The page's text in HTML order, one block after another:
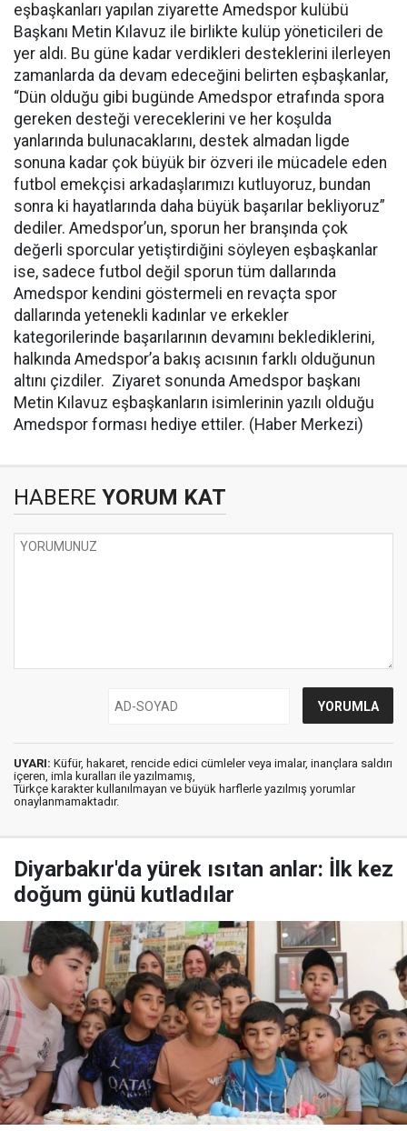
eşbaşkanları yapılan ziyarette Amedspor kulübü
Başkanı Metin Kılavuz ile birlikte kulüp yöneticileri de
yer aldı. Bu güne kadar verdikleri desteklerini ilerleyen
zamanlarda da devam edeceğini belirten eşbaşkanlar,
“Dün olduğu gibi bugünde Amedspor etrafında spora
gereken desteği vereceklerini ve her koşulda
yanlarında bulunacaklarını, destek almadan ligde
sonuna kadar çok büyük bir özveri ile mücadele eden
futbol emekçisi arkadaşlarımızı kutluyoruz, bundan
sonra ki hayatlarında daha büyük başarılar bekliyoruz”
dediler. Amedspor’un, sporun her branşında çok
değerli sporcular yetiştirdiğini söyleyen eşbaşkanlar
ise, sadece futbol değil sporun tüm dallarında
Amedspor kendini göstermeli en revaçta spor
dallarında yetenekli kadınlar ve erkekler
kategorilerinde başarılarının devamını beklediklerini,
halkında Amedspor’a bakış acısının farklı olduğunun
altını çizdiler. Ziyaret sonunda Amedspor başkanı
Metin Kılavuz eşbaşkanların isimlerinin yazılı olduğu
Amedspor forması hediye ettiler. (Haber Merkezi)
HABERE YORUM KAT
UYARI: Küfür, hakaret, rencide edici cümleler veya imalar, inançlara saldırı
içeren, imla kuralları ile yazılmamış,
Türkçe karakter kullanılmayan ve büyük harflerle yazılmış yorumlar
onaylanmamaktadır.
Diyarbakır'da yürek ısıtan anlar: İlk kez
doğum günü kutladılar